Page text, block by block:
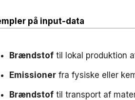
på input-data
Brændstof til lokal produktion
Emissioner fra fysiske eller
Brændstof til transport af